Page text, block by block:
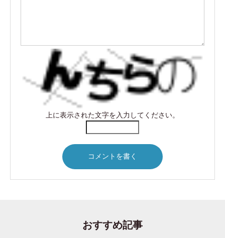
上に表示された文字を入力してください。
おすすめ記事